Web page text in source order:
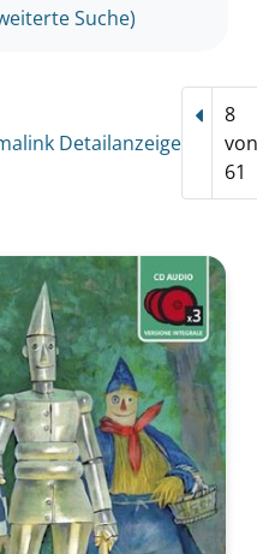
Suche)
Detailanzeige
8
61